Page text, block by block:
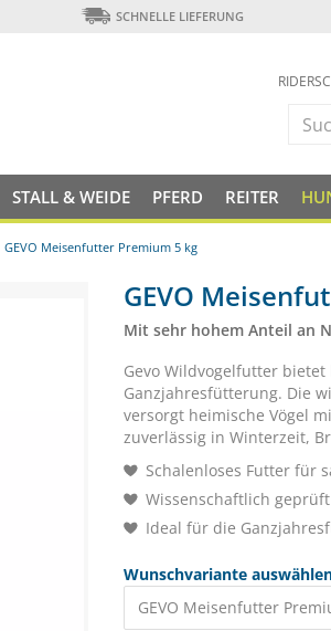
SCHNELLE LIEFERUNG
STALL & WEIDE PFERD REITER
GEVO Meisenfutter Premium 5 kg
GEVO
Mit sehr hohem Anteil an
Gevo Wildvogelfutter
Ganzjahresfütterung. Die
versorgt heimische Vögel
zuverlässig in Winterzeit,
Schalenloses Futter für
Wissenschaftlich
Ideal für die
Wunschvariante
GEVO Meisenfutter